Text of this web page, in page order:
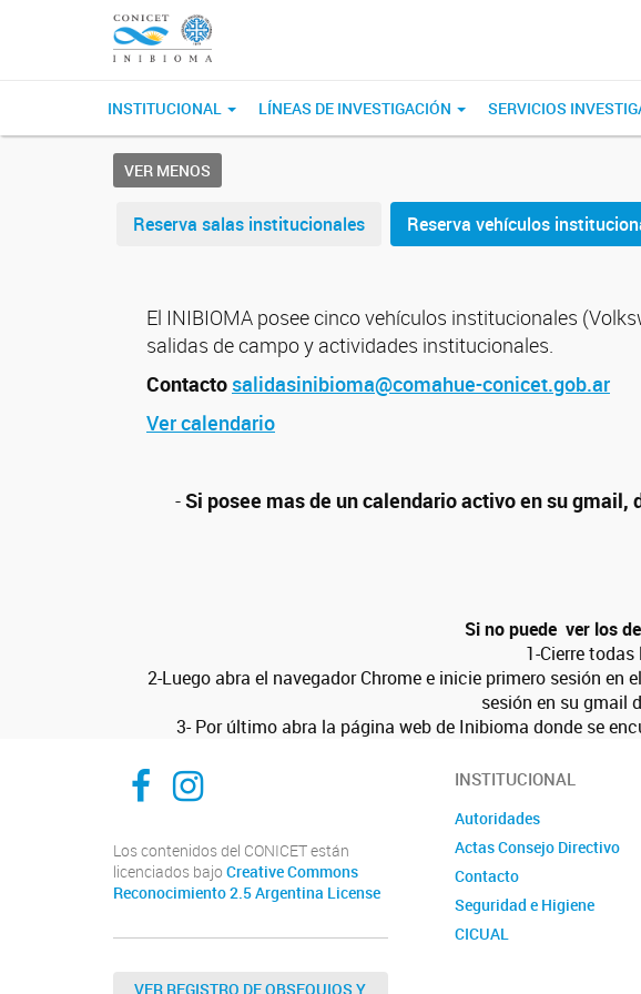
INSTITUCIONAL LÍNEAS DE INVESTIGACIÓN SERVICIOS
VER MENOS
Reserva salas institucionales Reserva vehículos
El INIBIOMA posee cinco vehículos institucionales
salidas de campo y actividades institucionales.
Contactosalidasinibioma@comahue-conicet.gob.ar
Ver calendario
-Si posee mas de un calendario activo en su
Si no puede ver los
1-Cierre
2-Luego abra el navegador Chrome e inicie primero sesión
sesión en su gmail
3- Por último abra la página web de Inibioma donde se
Inibioma-Conicet/Unco
inibiomaabierto
Los contenidos del CONICET están
licenciados bajo Creative Commons
Reconocimiento 2.5 Argentina License
VER REGISTRO DE OBSEQUIOS Y
INSTITUCIONAL
Autoridades
Actas Consejo Directivo
Contacto
Seguridad e Higiene
CICUAL